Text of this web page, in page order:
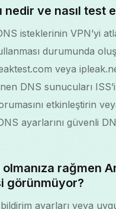
nedir ve nasıl test
isteklerinin VPN’yi
durumunda
veya
DNS sunucuları
etkinleştirin
ayarlarını güvenli
olmanıza rağmen
görünmüyor?
ayarları veya